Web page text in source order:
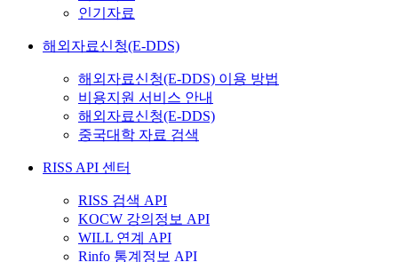
인기자료
해외자료신청(E-DDS)
해외자료신청(E-DDS) 이용 방법
비용지원 서비스 안내
해외자료신청(E-DDS)
중국대학 자료 검색
RISS API 센터
RISS 검색 API
KOCW 강의정보 API
WILL 연계 API
Rinfo 통계정보 API